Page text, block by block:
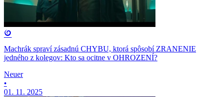
Machrák spraví zásadnú CHYBU, ktorá spôsobí ZRANENIE
jedného z kolegov: Kto sa ocitne v OHROZENÍ?
Neuer
•
01. 11. 2025